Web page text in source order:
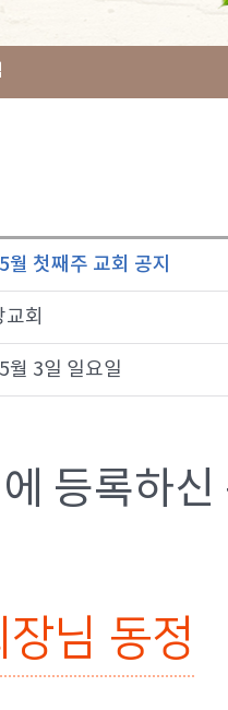
월 첫째주 교회 공지
회
월 3일 일요일
등록하
님 동정